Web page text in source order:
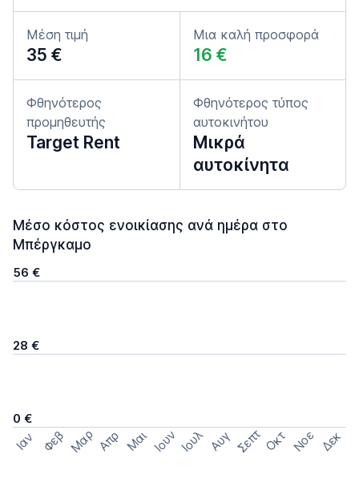
Μέση τιμή
35 €
Μια καλή προσφορά
16 €
Φθηνότερος
προμηθευτής
Target Rent
Φθηνότερος τύπος
αυτοκινήτου
Μικρά
αυτοκίνητα
Μέσο κόστος ενοικίασης ανά ημέρα στο
Μπέργκαμο
56 €
28 €
0 €
Ιαν Φεβ Μαρ Απρ Μαι Ιουν Ιουλ Αυγ Σεπτ Οκτ Νοε Δεκ